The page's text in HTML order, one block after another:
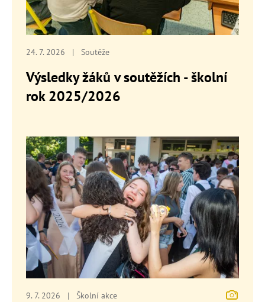
24. 7. 2026 | Soutěže
Výsledky žáků v soutěžích - školní
rok 2025/2026
9. 7. 2026 | Školní akce